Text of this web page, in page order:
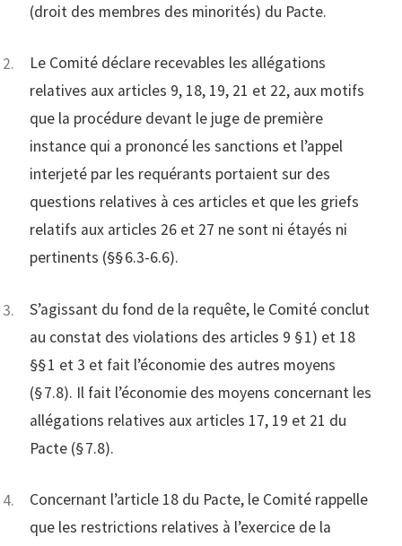
(droit des membres des minorités) du Pacte.
Le Comité déclare recevables les allégations
relatives aux articles 9, 18, 19, 21 et 22, aux motifs
que la procédure devant le juge de première
instance qui a prononcé les sanctions et l’appel
interjeté par les requérants portaient sur des
questions relatives à ces articles et que les griefs
relatifs aux articles 26 et 27 ne sont ni étayés ni
pertinents (§§ 6.3-6.6).
S’agissant du fond de la requête, le Comité conclut
au constat des violations des articles 9 § 1) et 18
§§ 1 et 3 et fait l’économie des autres moyens
(§ 7.8). Il fait l’économie des moyens concernant les
allégations relatives aux articles 17, 19 et 21 du
Pacte (§ 7.8).
Concernant l’article 18 du Pacte, le Comité rappelle
que les restrictions relatives à l’exercice de la